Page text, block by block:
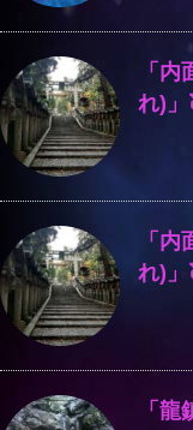
「
れ)」
「
れ)」
「